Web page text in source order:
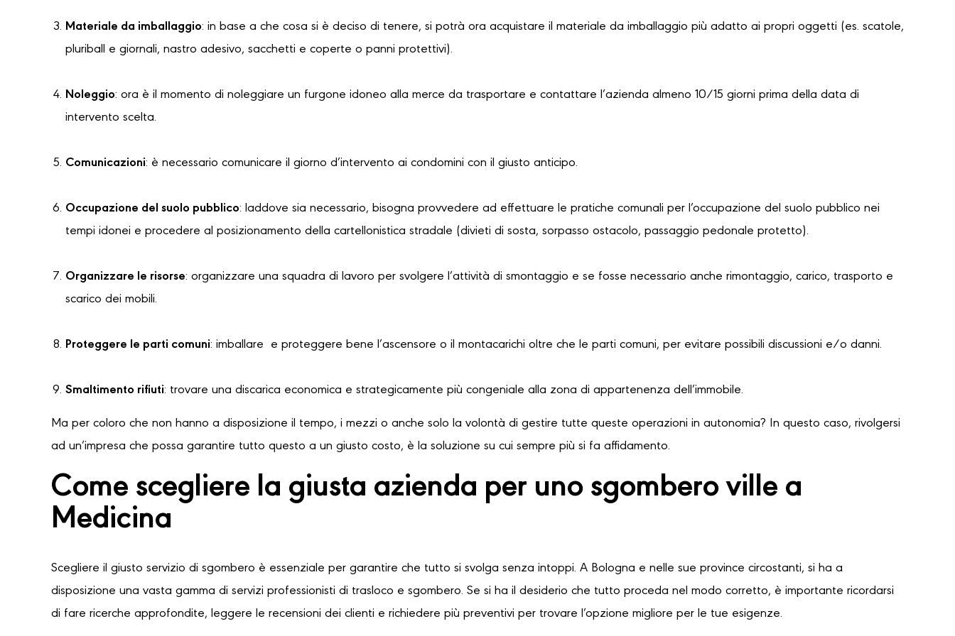
Materiale da imballaggio: in base a che cosa si è deciso di tenere, si potrà ora acquistare il materiale da imballaggio più adatto ai propri oggetti (es. scatole,
pluriball e giornali, nastro adesivo, sacchetti e coperte o panni protettivi).
Noleggio: ora è il momento di noleggiare un furgone idoneo alla merce da trasportare e contattare l’azienda almeno 10/15 giorni prima della data di
intervento scelta.
Comunicazioni: è necessario comunicare il giorno d’intervento ai condomini con il giusto anticipo.
Occupazione del suolo pubblico: laddove sia necessario, bisogna provvedere ad effettuare le pratiche comunali per l’occupazione del suolo pubblico nei
tempi idonei e procedere al posizionamento della cartellonistica stradale (divieti di sosta, sorpasso ostacolo, passaggio pedonale protetto).
Organizzare le risorse: organizzare una squadra di lavoro per svolgere l’attività di smontaggio e se fosse necessario anche rimontaggio, carico, trasporto e
scarico dei mobili.
Proteggere le parti comuni: imballare e proteggere bene l’ascensore o il montacarichi oltre che le parti comuni, per evitare possibili discussioni e/o danni.
Smaltimento rifiuti: trovare una discarica economica e strategicamente più congeniale alla zona di appartenenza dell’immobile.
Ma per coloro che non hanno a disposizione il tempo, i mezzi o anche solo la volontà di gestire tutte queste operazioni in autonomia? In questo caso, rivolgersi
ad un’impresa che possa garantire tutto questo a un giusto costo, è la soluzione su cui sempre più si fa affidamento.
Come scegliere la giusta azienda per uno sgombero ville a
Medicina
Scegliere il giusto servizio di sgombero è essenziale per garantire che tutto si svolga senza intoppi. A Bologna e nelle sue province circostanti, si ha a
disposizione una vasta gamma di servizi professionisti di trasloco e sgombero. Se si ha il desiderio che tutto proceda nel modo corretto, è importante ricordarsi
di fare ricerche approfondite, leggere le recensioni dei clienti e richiedere più preventivi per trovare l’opzione migliore per le tue esigenze.